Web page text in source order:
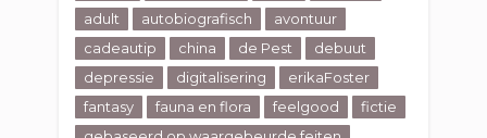
adult
autobiografisch
avontuur
cadeautip
china de Pest
debuut
depressie
digitalisering
erikaFoster
fantasy
fauna en flora feelgood
fictie